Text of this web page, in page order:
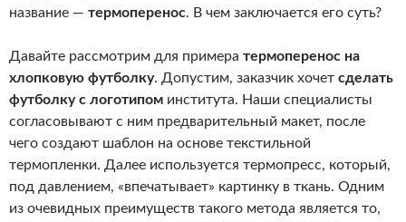
название — термоперенос. В чем заключается его суть?
Давайте рассмотрим для примера термоперенос на
хлопковую футболку. Допустим, заказчик хочет сделать
футболку с логотипом института. Наши специалисты
согласовывают с ним предварительный макет, после
чего создают шаблон на основе текстильной
термопленки. Далее используется термопресс, который,
под давлением, «впечатывает» картинку в ткань. Одним
из очевидных преимуществ такого метода является то,